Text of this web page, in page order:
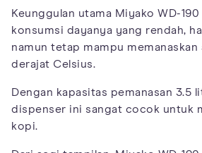
Keunggulan utama Miyako WD-190
konsumsi dayanya yang rendah,
namun tetap mampu
derajat Celsius.
Dengan kapasitas pemanasan 3.5
dispenser ini sangat cocok untuk
kopi.